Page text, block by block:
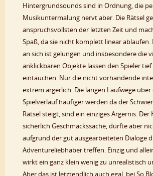
Hintergrundsounds sind in Ordnung, die
Musikuntermalung nervt aber. Die Rätsel
anspruchsvollsten der letzten Zeit und
Spaß, da sie nicht komplett linear ablaufen.
an sich ist gelungen und insbesondere die
anklickbaren Objekte lassen den Spieler
eintauchen. Nur die nicht vorhandende
extrem ärgerlich. Die langen Laufwege über
Spielverlauf häufiger werden da der
Rätsel steigt, sind ein einziges Ärgernis.
sicherlich Geschmackssache, dürfte aber
aufgrund der gut ausgearbeiteten Dialoge
Adventureliebhaber treffen. Einzig und
wirkt ein ganz klein wenig zu unrealistisch
Aber das ist letztendlich auch egal, bei So